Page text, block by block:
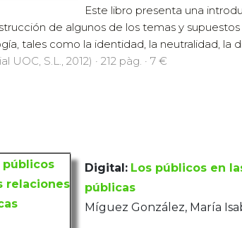
Este libro presenta una
de algunos de los temas y supuestos
tales como la identidad, la neutralidad, la
UOC, S.L., 2012) · 212 pàg. · 7 €
Digital: Los públicos en
públicas
Míguez González, María